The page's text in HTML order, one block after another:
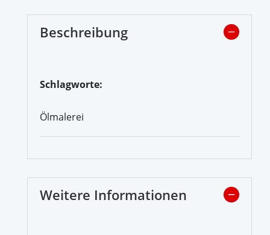
Beschreibung
Schlagworte:
Ölmalerei
Weitere Informationen